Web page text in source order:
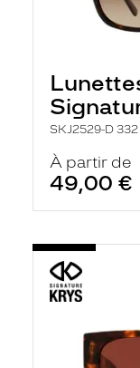
SKJ2529-D
À partir de
49,00 €